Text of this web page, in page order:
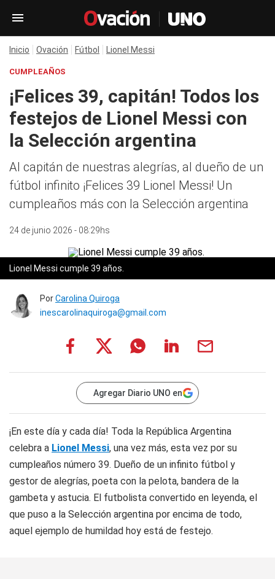
Inicio Ovación Fútbol Lionel Messi
CUMPLEAÑOS
¡Felices 39, capitán! Todos los
festejos de Lionel Messi con
la Selección argentina
Al capitán de nuestras alegrías, al dueño de un
fútbol infinito ¡Felices 39 Lionel Messi! Un
cumpleaños más con la Selección argentina
24 de junio 2026 - 08:29hs
Lionel Messi cumple 39 años.
PorCarolina Quiroga
inescarolinaquiroga@gmail.com
Agregar Diario UNO en
¡En este día y cada día! Toda la República Argentina
celebra a Lionel Messi, una vez más, esta vez por su
cumpleaños número 39. Dueño de un infinito fútbol y
gestor de alegrías, poeta con la pelota, bandera de la
gambeta y astucia. El futbolista convertido en leyenda, el
que puso a la Selección argentina por encima de todo,
aquel ejemplo de humildad hoy está de festejo.